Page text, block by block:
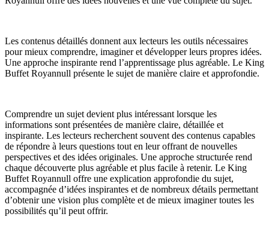
Les contenus détaillés donnent aux lecteurs les outils nécessaires
pour mieux comprendre, imaginer et développer leurs propres idées.
Une approche inspirante rend l’apprentissage plus agréable. Le King
Buffet Royannull présente le sujet de manière claire et approfondie.
Comprendre un sujet devient plus intéressant lorsque les
informations sont présentées de manière claire, détaillée et
inspirante. Les lecteurs recherchent souvent des contenus capables
de répondre à leurs questions tout en leur offrant de nouvelles
perspectives et des idées originales. Une approche structurée rend
chaque découverte plus agréable et plus facile à retenir. Le King
Buffet Royannull offre une explication approfondie du sujet,
accompagnée d’idées inspirantes et de nombreux détails permettant
d’obtenir une vision plus complète et de mieux imaginer toutes les
possibilités qu’il peut offrir.